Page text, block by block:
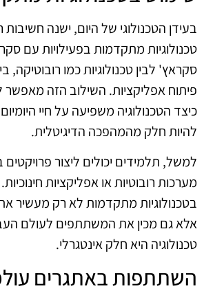
בעידן הטכנולוגי של היום, ישנה
טכנולוגיות מתקדמות בפעילויות עם
סקראץ' לבין טכנולוגיות כמו רובוטיקה,
פיתוח אפליקציות. השילוב הזה מאפשר
כיצד הטכנולוגיה משפיעה על חיי
להיות חלק מהמהפכה הדיגיטלית.
למשל, תלמידים יכולים ליצור
מערכות רובוטיות או אפליקציות
בטכנולוגיות מתקדמות לא רק מעשיר
אלא גם מכין את המשתתפים לעולם
טכנולוגיה היא חלק אינטגרלי.
השתתפות באתגרים